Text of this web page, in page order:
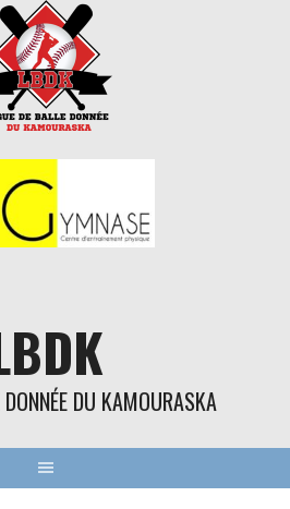
DU KAMOURASKA